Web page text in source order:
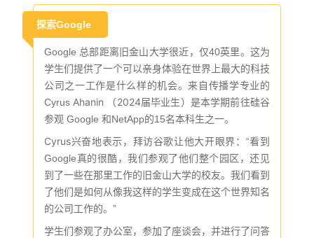
探索Google
Google 总部距离旧金山大学很近，仅40英里。这为
学生们提供了一个可以亲身体验在世界上最大的科技
公司之一工作是什么样的机会。来自传播学专业的
CyrusAhanin （2024届毕业生） 是本学期前往硅谷
参观 Google 和NetApp的15名本科生之一。
Cyrus兴奋地表示，拜访谷歌让他大开眼界：“看到
Google真的很酷，我们参观了他们整个园区，还见
到了一些在那里工作的旧金山大学的校友。我们看到
了他们是如何从像我这样的学生变成在这个世界知名
的公司工作的。”
学生们参观了办公室，参加了座谈会，并进行了问答